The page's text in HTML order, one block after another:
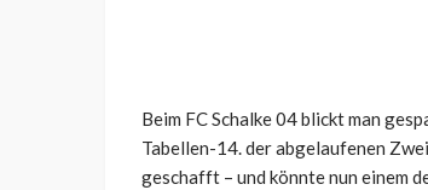
Beim FC Schalke 04 blickt man
Tabellen-14. der abgelaufenen
geschafft – und könnte nun einem